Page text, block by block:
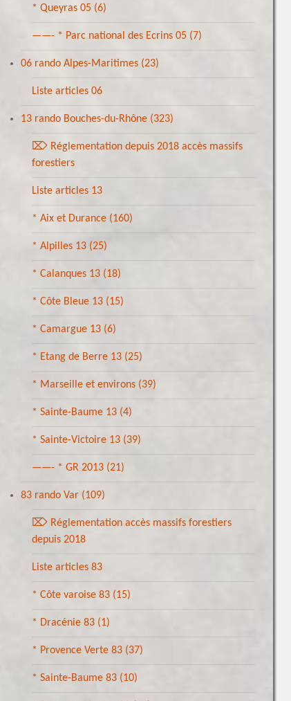
* Queyras 05 (6)
——- * Parc national des Ecrins 05 (7)
06 rando Alpes-Maritimes (23)
Liste articles 06
13 rando Bouches-du-Rhône (323)
⌦ Réglementation depuis 2018 accès massifs
forestiers
Liste articles 13
* Aix et Durance (160)
* Alpilles 13 (25)
* Calanques 13 (18)
* Côte Bleue 13 (15)
* Camargue 13 (6)
* Etang de Berre 13 (25)
* Marseille et environs (39)
* Sainte-Baume 13 (4)
* Sainte-Victoire 13 (39)
——- * GR 2013 (21)
83 rando Var (109)
⌦ Réglementation accès massifs forestiers
depuis 2018
Liste articles 83
* Côte varoise 83 (15)
* Dracénie 83 (1)
* Provence Verte 83 (37)
* Sainte-Baume 83 (10)